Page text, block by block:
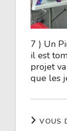
7 ) Un
il est
projet
que les
VOUS